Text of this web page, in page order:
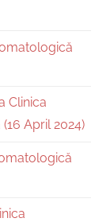
Clinica
April 2024)